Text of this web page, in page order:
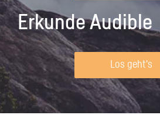
Erkunde Audible
Los geht's